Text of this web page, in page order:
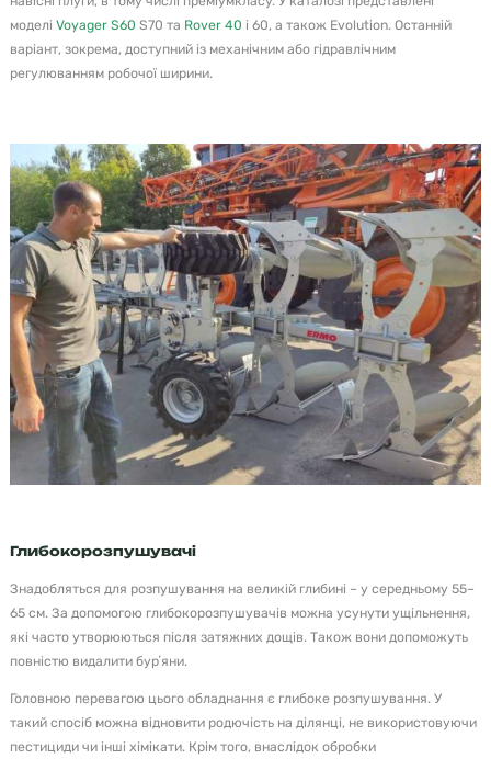
моделі Voyager S60 S70 та Rover 40 і 60, а також Evolution. Останній
варіант, зокрема, доступний із механічним або гідравлічним
регулюванням робочої ширини.
Глибокорозпушувачі
Знадобляться для розпушування на великій глибині – у середньому 55–
65 см. За допомогою глибокорозпушувачів можна усунути ущільнення,
які часто утворюються після затяжних дощів. Також вони допоможуть
повністю видалити бурʼяни.
Головною перевагою цього обладнання є глибоке розпушування. У
такий спосіб можна відновити родючість на ділянці, не використовуючи
пестициди чи інші хімікати. Крім того, внаслідок обробки